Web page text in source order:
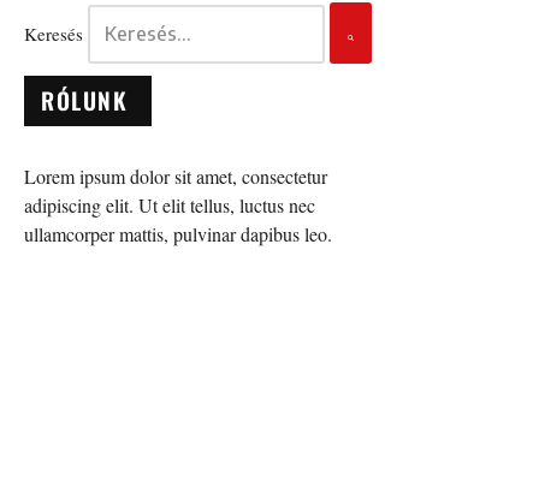
Keresés
RÓLUNK
Lorem ipsum dolor sit amet, consectetur
adipiscing elit. Ut elit tellus, luctus nec
ullamcorper mattis, pulvinar dapibus leo.